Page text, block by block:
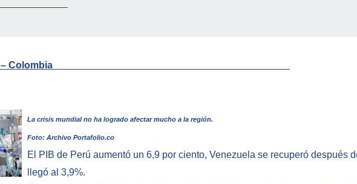
– Colombia
La crisis mundial no ha logrado afectar mucho a la región.
Foto: Archivo Portafolio.co
El PIB de Perú aumentó un 6,9 por ciento, Venezuela se recuperó después
llegó al 3,9%.